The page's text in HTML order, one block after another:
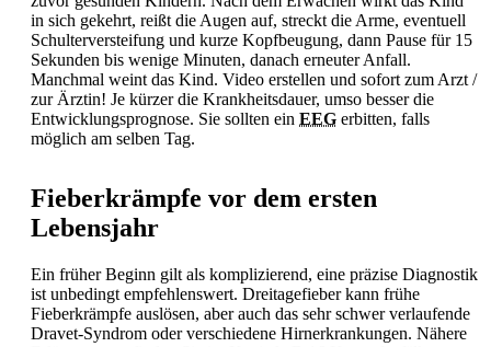
in sich gekehrt, reißt die Augen auf, streckt die Arme, eventuell
Schulterversteifung und kurze Kopfbeugung, dann Pause für 15
Sekunden bis wenige Minuten, danach erneuterAnfall.
Manchmal weint das Kind. Video erstellen und sofort zum Arzt /
zur Ärztin! Je kürzer die Krankheitsdauer, umso besser die
Entwicklungsprognose. Sie sollten ein EEG erbitten, falls
möglich am selben Tag.
Fieberkrämpfe vor dem ersten
Lebensjahr
Ein früher Beginn gilt als komplizierend, eine präzise Diagnostik
ist unbedingt empfehlenswert. Dreitagefieber kann frühe
Fieberkrämpfe auslösen, aber auch das sehr schwer verlaufende
Dravet-Syndrom oder verschiedene Hirnerkrankungen. Nähere